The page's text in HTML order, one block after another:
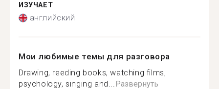
ИЗУЧАЕТ
английский
Мои любимые темы для разговора
Drawing, reeding books, watching films,
psychology, singing and...Развернуть